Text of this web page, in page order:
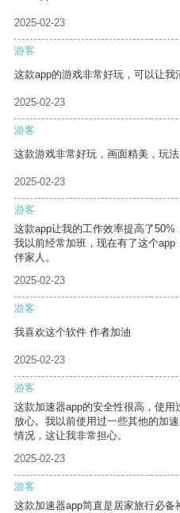
2025-02-23
游客
这款app的游戏非常好玩，可以让我
2025-02-23
游客
这款游戏非常好玩，画面精美，玩法
2025-02-23
游客
这款app让我的工作效率提高了50%
我以前经常加班，现在有了这个
伴家人。
2025-02-23
游客
我喜欢这个软件 作者加油
2025-02-23
游客
这款加速器app的安全性很高，使
放心。我以前使用过一些其他的加
情况，这让我非常担心。
2025-02-23
游客
这款加速器app简直是居家旅行必